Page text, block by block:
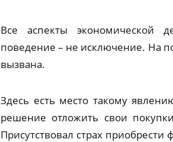
Все аспекты экономической
поведение – не исключение. На
вызвана.
Здесь есть место такому
решение отложить свои
Присутствовал страх